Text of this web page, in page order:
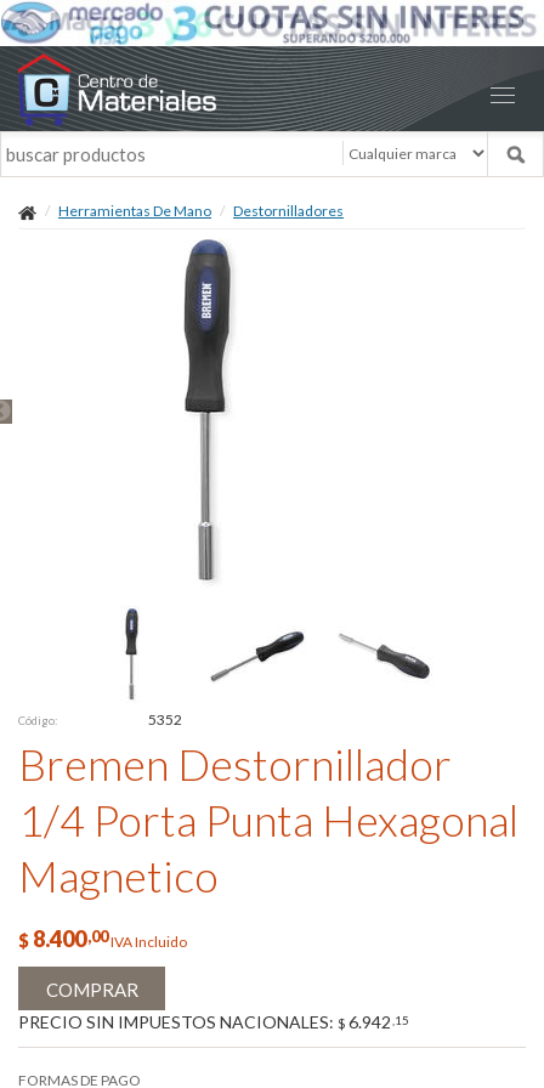
Herramientas De Mano Destornilladores
Código: 5352
Bremen Destornillador
1/4 Porta Punta Hexagonal
Magnetico
$ 8.400,00IVA Incluido
COMPRAR
PRECIO SIN IMPUESTOS NACIONALES: $ 6.942 ,15
FORMAS DE PAGO